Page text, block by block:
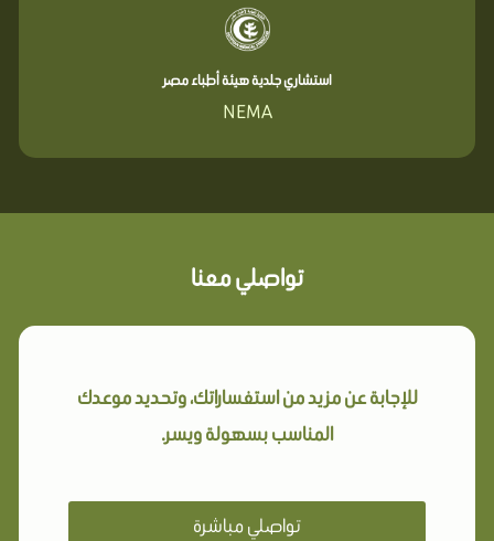
استشاري جلدية هيئة أطباء مصر
NEMA
تواصلي معنا
للإجابة عن مزيد من استفساراتك، وتحديد موعدك
المناسب بسهولة ويسر.
تواصلي مباشرة